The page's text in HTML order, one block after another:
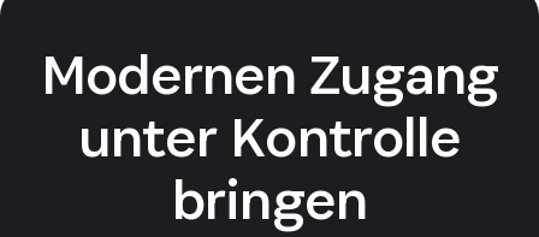
Modernen Zugang
unter Kontrolle
bringen